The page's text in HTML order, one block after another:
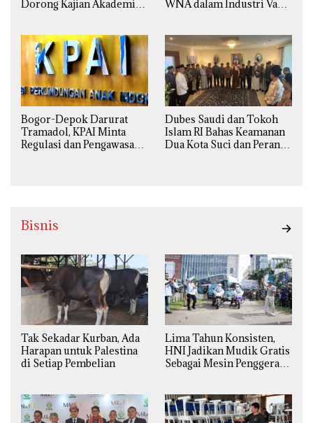
Dorong Kajian Akademik
Agama
WNA dalam Industri Vape
Bogor-Depok Darurat
Tramadol, KPAI Minta
Regulasi dan Pengawasan
Dubes Saudi dan Tokoh
Islam RI Bahas Keamanan
Dua Kota Suci dan Peran
Bisnis
Tak Sekadar Kurban, Ada
Harapan untuk Palestina
di Setiap Pembelian
Lima Tahun Konsisten,
HNI Jadikan Mudik Gratis
Sebagai Mesin Penggerak